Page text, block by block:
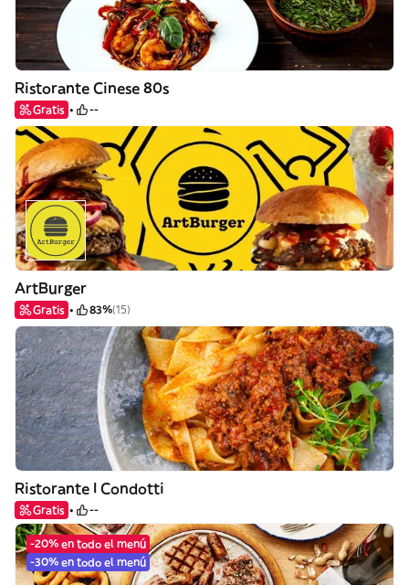
Ristorante Cinese 80s
Gratis --
ArtBurger
Gratis 83%(15)
Ristorante I Condotti
Gratis --
-20% en todo el menú
-30% en todo el menú